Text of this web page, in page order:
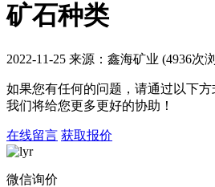
矿石种类
2022-11-25 来源：鑫海矿业 (4936次
如果您有任何的问题，请通过以下方
我们将给您更多更好的协助！
在线留言 获取报价
微信询价